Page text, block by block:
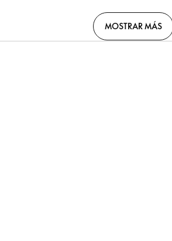
MOSTRAR MÁS